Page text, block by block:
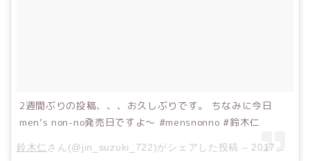
2週間ぶりの投稿、、、お久しぶりです。 ちなみに今日
men’s non-no発売日ですよ〜 #mensnonno #鈴木仁
鈴木仁 さん(@jin_suzuki_722)がシェアした投稿 – 2017年 7月月10日午前1時52分PDT